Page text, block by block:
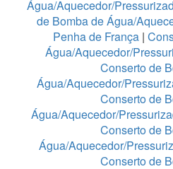
Água/Aquecedor/
de Bomba de Água/
Penha de França |
Água/Aquecedor/
Conserto de
Água/Aquecedor/
Conserto de
Água/Aquecedor/
Conserto de
Água/Aquecedor/
Conserto de